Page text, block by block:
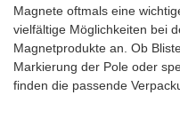
Magnete oftmals eine
vielfältige Möglichkeiten bei
Magnetprodukte an. Ob
Markierung der Pole oder
finden die passende